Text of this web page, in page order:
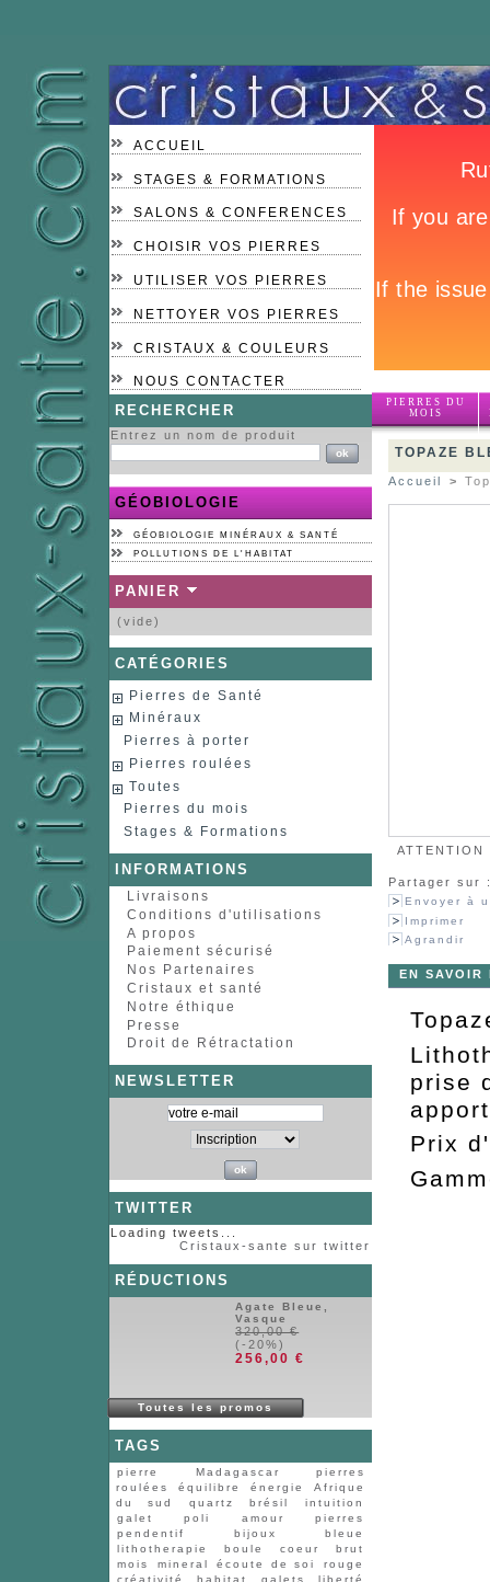
ACCUEIL
STAGES & FORMATIONS
SALONS & CONFERENCES
CHOISIR VOS PIERRES
UTILISER VOS PIERRES
NETTOYER VOS PIERRES
CRISTAUX & COULEURS
NOUS CONTACTER
PIERRES DU
MOIS
RECHERCHER
Entrez un nom de produit
GÉOBIOLOGIE
GÉOBIOLOGIE MINÉRAUX & SANTÉ
POLLUTIONS DE L'HABITAT
PANIER
(vide)
CATÉGORIES
Pierres de Santé
Minéraux
Pierres à porter
Pierres roulées
Toutes
Pierres du mois
Stages & Formations
INFORMATIONS
Livraisons
Conditions d'utilisations
A propos
Paiement sécurisé
Nos Partenaires
Cristaux et santé
Notre éthique
Presse
Droit de Rétractation
NEWSLETTER
TWITTER
Loading tweets...
Cristaux-sante sur twitter
RÉDUCTIONS
Agate Bleue,
Vasque
320,00 €
(-20%)
256,00 €
Toutes les promos
TAGS
pierre Madagascar
pierres
roulées
équilibre énergie
Afrique
du sud
quartz brésil
intuition
galet
poli amour
pierres
pendentif
bijoux
bleue
lithotherapie
boule coeur
brut
mois
mineral écoute de soi
rouge
TOPAZE
Accueil >
Partager sur
Envoyer à
Imprimer
Agrandir
EN SAVOIR
prise
Prix